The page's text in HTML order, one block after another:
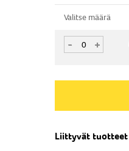
Valitse määrä
+
-
Valitse määrä
+
-
Liittyvät tuotteet